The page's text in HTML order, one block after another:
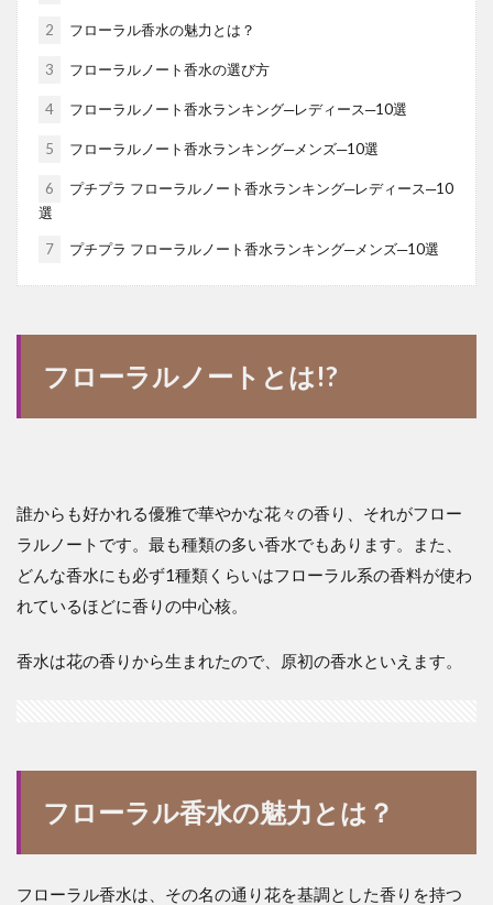
2 フローラル香水の魅力とは？
3 フローラルノート香水の選び方
4 フローラルノート香水ランキング─レディース─10選
5 フローラルノート香水ランキング─メンズ─10選
6
プチプラ フローラルノート香水ランキング─レディース─10
選
7 プチプラ フローラルノート香水ランキング─メンズ─10選
フローラルノートとは!?
誰からも好かれる優雅で華やかな花々の香り、それがフロー
ラルノートです。最も種類の多い香水でもあります。また、
どんな香水にも必ず1種類くらいはフローラル系の香料が使わ
れているほどに香りの中心核。
香水は花の香りから生まれたので、原初の香水といえます。
フローラル香水の魅力とは？
フローラル香水は、その名の通り花を基調とした香りを持つ